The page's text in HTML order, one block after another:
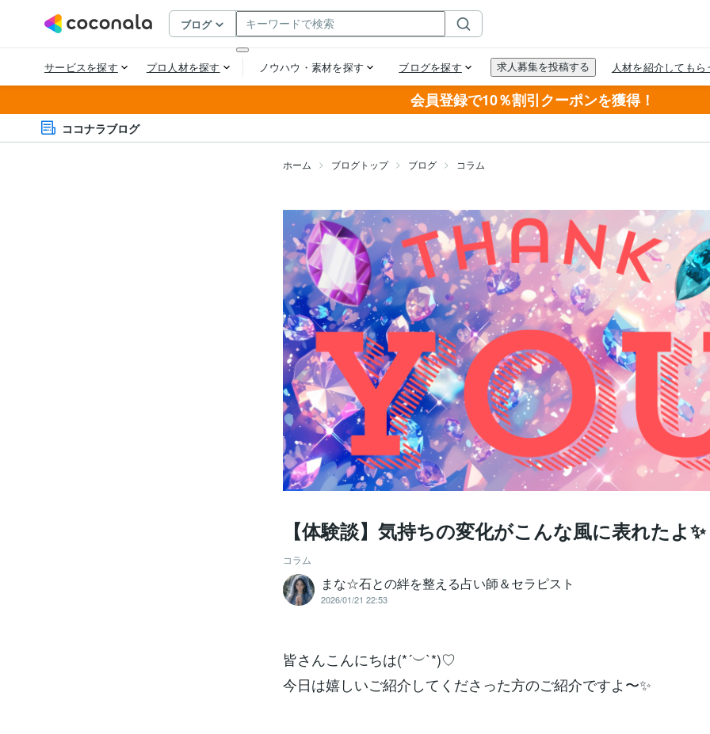
会員登録で10％割引クーポンを獲得！
ココナラブログ
ホーム ブログトップ ブログ コラム
【体験談】気持ちの変化がこんな風に表れたよ✨
コラム
まな☆石との絆を整える占い師＆セラピスト
2026/01/21 22:53
皆さんこんにちは(*´︶`*)♡
今日は嬉しいご紹介してくださった方のご紹介ですよ〜✨